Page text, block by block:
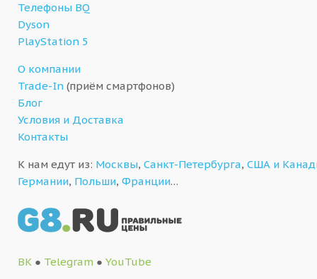
Телефоны BQ
Dyson
PlayStation 5
О компании
Trade-In (приём смартфонов)
Блог
Условия и Доставка
Контакты
К нам едут из: Москвы, Санкт-Петербурга, США и
Германии, Польши, Франции…
ВК ● Telegram ● YouTube